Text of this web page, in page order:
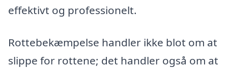
effektivt og professionelt.
Rottebekæmpelse handler ikke blot om at
slippe for rottene; det handler også om at